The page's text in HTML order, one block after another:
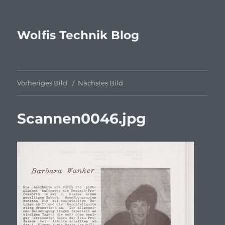
Wolfis Technik Blog
Vorheriges Bild Nächstes Bild
Scannen0046.jpg